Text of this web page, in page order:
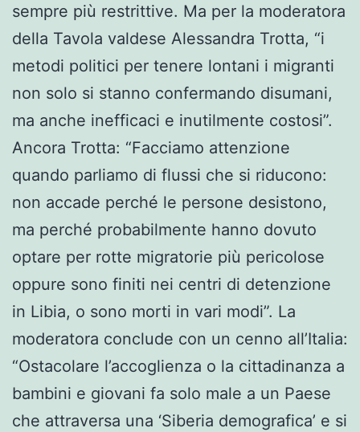
sempre più restrittive. Ma per la moderatora
della Tavola valdese Alessandra Trotta, “i
metodi politici per tenere lontani i migranti
non solo si stanno confermando disumani,
ma anche inefficaci e inutilmente costosi”.
Ancora Trotta: “Facciamo attenzione
quando parliamo di flussi che si riducono:
non accade perché le persone desistono,
ma perché probabilmente hanno dovuto
optare per rotte migratorie più pericolose
oppure sono finiti nei centri di detenzione
in Libia, o sono morti in vari modi”. La
moderatora conclude con un cenno all’Italia:
“Ostacolare l’accoglienza o la cittadinanza a
bambini e giovani fa solo male a un Paese
che attraversa una ‘Siberia demografica’ e si